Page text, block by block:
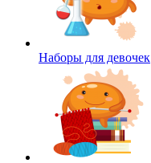
Наборы для девочек